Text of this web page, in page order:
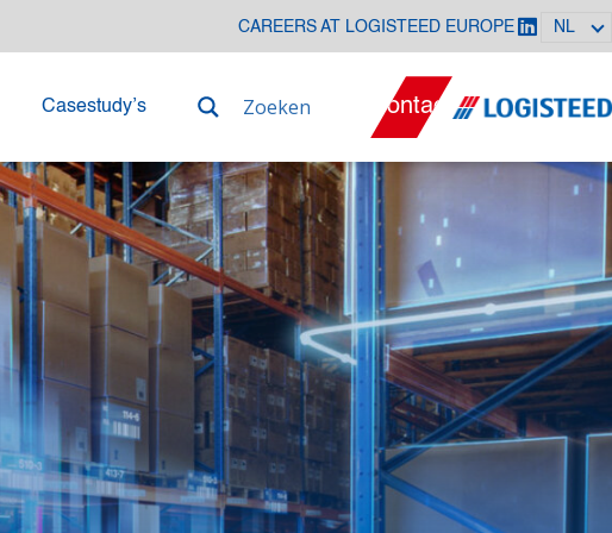
CAREERS AT LOGISTEED EUROPE NL
Casestudy’s Contact